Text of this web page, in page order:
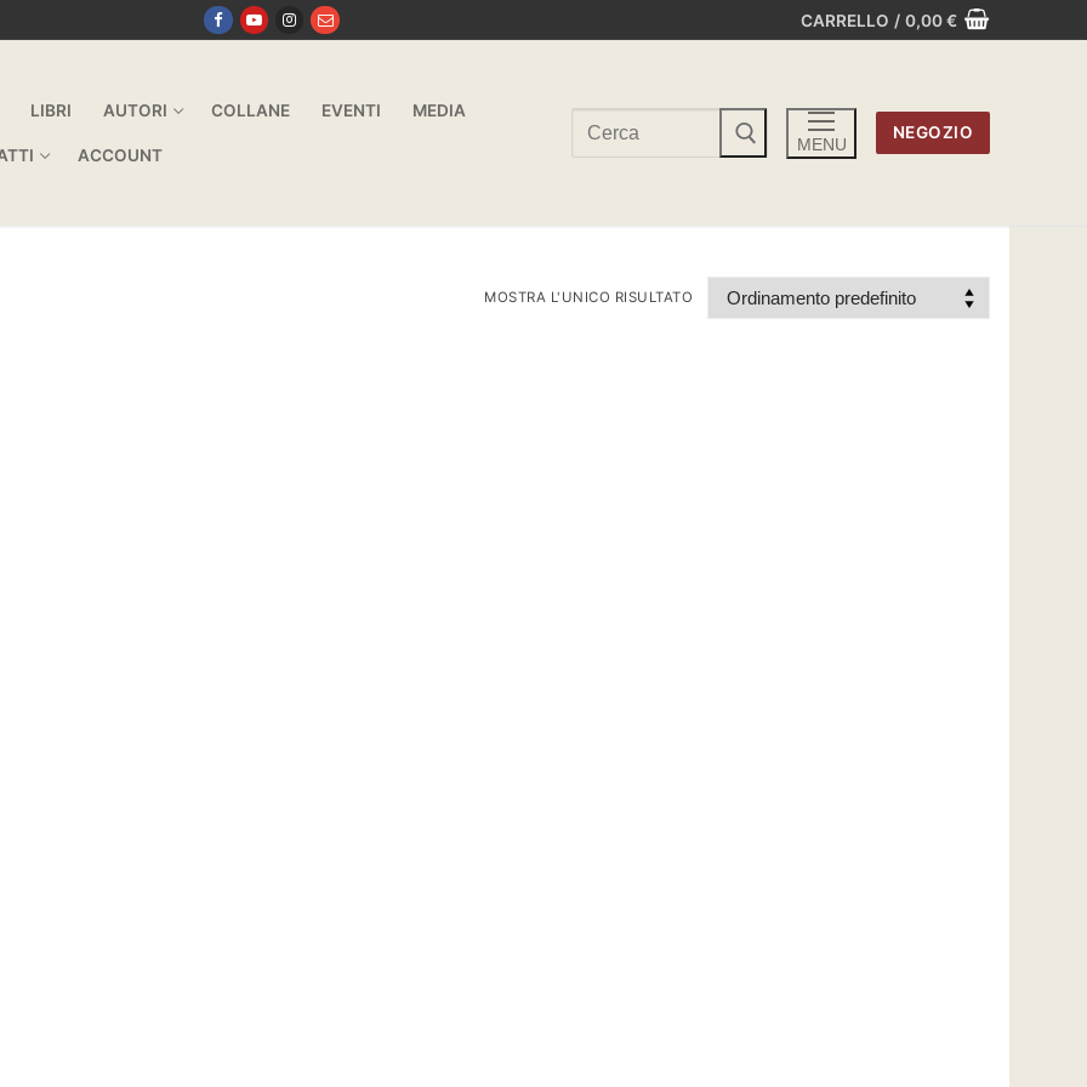
CARRELLO / 0,00€
LIBRI AUTORI COLLANE EVENTI MEDIA
ACCOUNT
Cerca:
MENU
NEGOZIO
MOSTRA L'UNICO RISULTATO